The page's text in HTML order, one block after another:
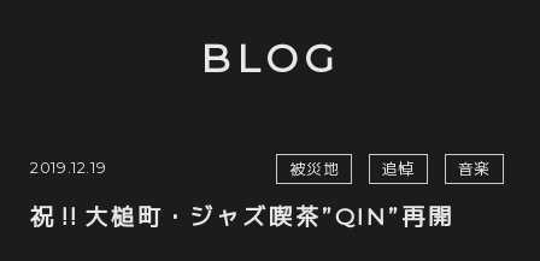
MUSIC
DISCOGRAPHY
WORKSHOP
CONTACT
BLOG
2019.12.19 被災地 追悼 音楽
祝‼️大槌町・ジャズ喫茶”QIN”再開